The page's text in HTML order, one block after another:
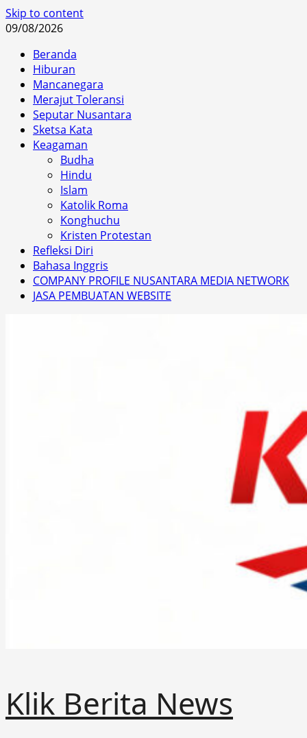
Skip to content
09/08/2026
Beranda
Hiburan
Mancanegara
Merajut Toleransi
Seputar Nusantara
Sketsa Kata
Keagaman
Budha
Hindu
Islam
Katolik Roma
Konghuchu
Kristen Protestan
Refleksi Diri
Bahasa Inggris
COMPANY PROFILE NUSANTARA MEDIA NETWORK
JASA PEMBUATAN WEBSITE
Klik Berita News